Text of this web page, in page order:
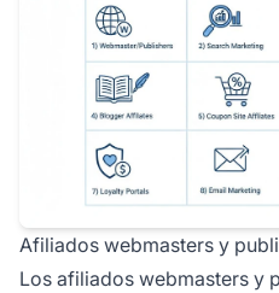
Afiliados webmasters y
Los afiliados webmasters y